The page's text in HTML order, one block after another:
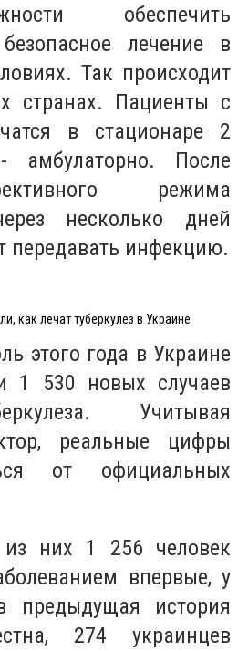
обеспечить
лечение в
Так происходит
странах. Пациенты с
в стационаре 2
амбулаторно. После
режима
несколько дней
передавать инфекцию.
как лечат туберкулез в Украине
этого года в Украине
1 530 новых случаев
Учитывая
реальные цифры
от официальных
из них 1 256 человек
впервые, у
предыдущая история
274 украинцев